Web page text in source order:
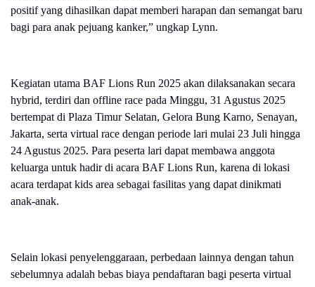
positif yang dihasilkan dapat memberi harapan dan semangat baru
bagi para anak pejuang kanker,” ungkap Lynn.
Kegiatan utama BAF Lions Run 2025 akan dilaksanakan secara
hybrid, terdiri dan offline race pada Minggu, 31 Agustus 2025
bertempat di Plaza Timur Selatan, Gelora Bung Karno, Senayan,
Jakarta, serta virtual race dengan periode lari mulai 23 Juli hingga
24 Agustus 2025. Para peserta lari dapat membawa anggota
keluarga untuk hadir di acara BAF Lions Run, karena di lokasi
acara terdapat kids area sebagai fasilitas yang dapat dinikmati
anak-anak.
Selain lokasi penyelenggaraan, perbedaan lainnya dengan tahun
sebelumnya adalah bebas biaya pendaftaran bagi peserta virtual